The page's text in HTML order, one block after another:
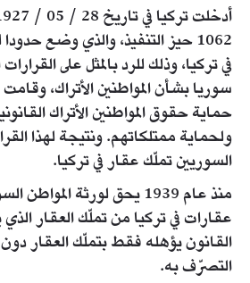
1062 حيز التنفيذ، والذي وضع
في تركيا، وذلك للرد بالمثل على
سوريا بشأن المواطنين الأتراك،
حماية حقوق المواطنين الأتراك
ولحماية ممتلكاتهم. ونتيجة لهذا
السوريين تملّك عقار في تركيا.
منذ عام 1939 يحق لورثة
عقارات في تركيا من تملّك العقار
القانون يؤهله فقط بتملّك العقار
التصرّف به.